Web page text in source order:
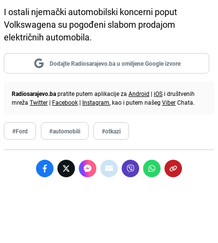
I ostali njemački automobilski koncerni poput
Volkswagena su pogođeni slabom prodajom
električnih automobila.
Dodajte Radiosarajevo.ba u omiljene Google izvore
Radiosarajevo.bapratite putem aplikacije za Android | iOS i društvenih
mreža Twitter | Facebook | Instagram, kao i putem našeg ViberChata.
#Ford #automobili #otkazi